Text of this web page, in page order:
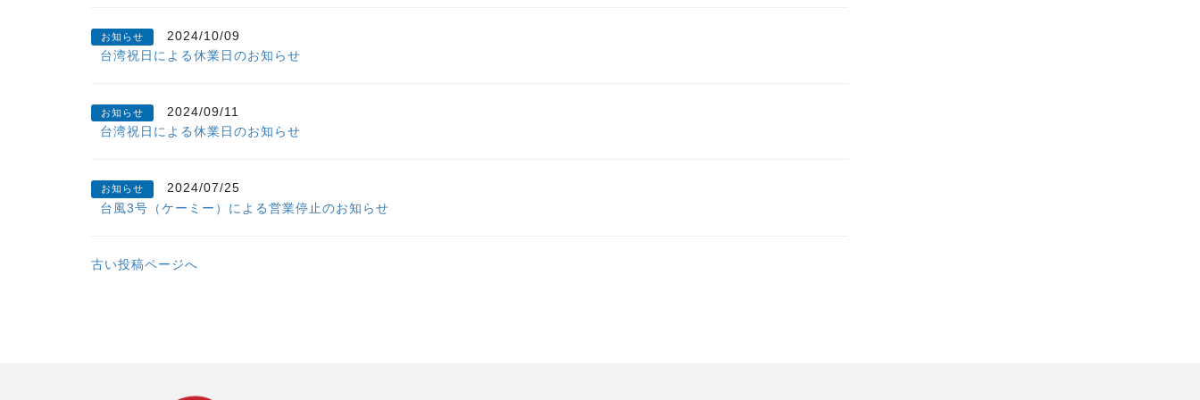
お知らせ
2024/10/09
台湾祝日による休業日のお知らせ
お知らせ
2024/09/11
台湾祝日による休業日のお知らせ
お知らせ
2024/07/25
台風3号（ケーミー）による営業停止のお知らせ
古い投稿ページへ